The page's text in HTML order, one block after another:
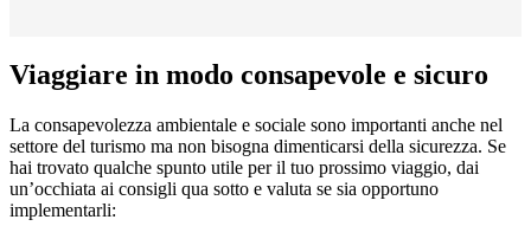
Viaggiare in modo consapevole e sicuro
La consapevolezza ambientale e sociale sono importanti anche nel
settore del turismo ma non bisogna dimenticarsi della sicurezza. Se
hai trovato qualche spunto utile per il tuo prossimo viaggio, dai
un’occhiata ai consigli qua sotto e valuta se sia opportuno
implementarli: